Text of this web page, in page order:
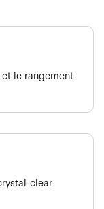
le rangement
clear